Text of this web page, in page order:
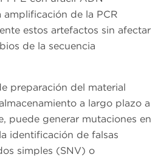
amplificación de la PCR
estos artefactos sin afectar
de la secuencia
preparación del material
a largo plazo a
puede generar mutaciones en
identificación de falsas
simples (SNV) o